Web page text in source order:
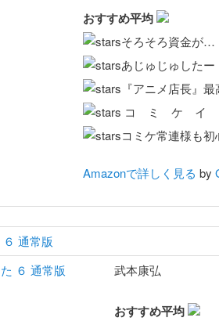
おすすめ平均
そろそろ資金が…
あじゅじゅしたー
『アニメ店長』最
コ ミ ケ イ
コミケ常連様も
Amazonで詳しく見る by
通常版
武本康弘
おすすめ平均